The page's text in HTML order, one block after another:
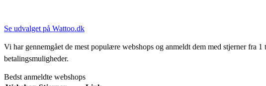
Se udvalget på Wattoo.dk
Vi har gennemgået de mest populære webshops og anmeldt dem med stjerner fra
betalingsmuligheder.
Bedst anmeldte webshops